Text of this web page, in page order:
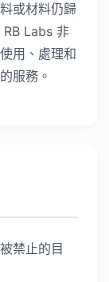
或材料仍歸
Labs 非
用、處理和
服務。
禁止的目